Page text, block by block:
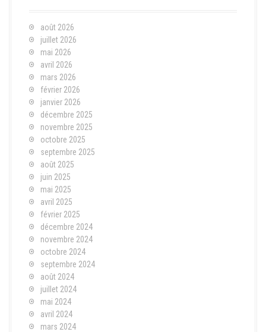
août 2026
juillet 2026
mai 2026
avril 2026
mars 2026
février 2026
janvier 2026
décembre 2025
novembre 2025
octobre 2025
septembre 2025
août 2025
juin 2025
mai 2025
avril 2025
février 2025
décembre 2024
novembre 2024
octobre 2024
septembre 2024
août 2024
juillet 2024
mai 2024
avril 2024
mars 2024